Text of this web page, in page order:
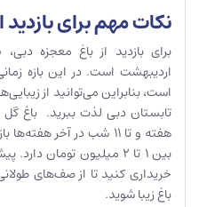
نکات مهم برای بازدید
برای بازدید از باغ معجزه
اردیبهشت است. در این بازه
است، بنابراین می‌توانید از
هفته و تا 11 شب در آخر
بین 1 تا 2 میلیون تومان
خریداری کنید تا از صف‌های
باغ زیبا شوید.